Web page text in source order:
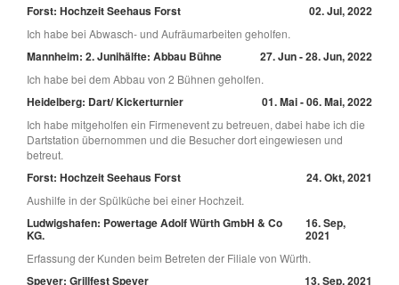
Forst: Hochzeit Seehaus Forst 02. Jul, 2022
Ich habe bei Abwasch- und Aufräumarbeiten geholfen.
Mannheim: 2. Junihälfte: Abbau Bühne 27. Jun - 28. Jun, 2022
Ich habe bei dem Abbau von 2 Bühnen geholfen.
Heidelberg: Dart/ Kickerturnier 01. Mai - 06. Mai, 2022
Ich habe mitgeholfen ein Firmenevent zu betreuen, dabei habe ich die
Dartstation übernommen und die Besucher dort eingewiesen und
betreut.
Forst: Hochzeit Seehaus Forst 24. Okt, 2021
Aushilfe in der Spülküche bei einer Hochzeit.
Ludwigshafen: Powertage Adolf Würth GmbH & Co
KG.
16. Sep,
2021
Erfassung der Kunden beim Betreten der Filiale von Würth.
Speyer: Grillfest Speyer 13. Sep, 2021